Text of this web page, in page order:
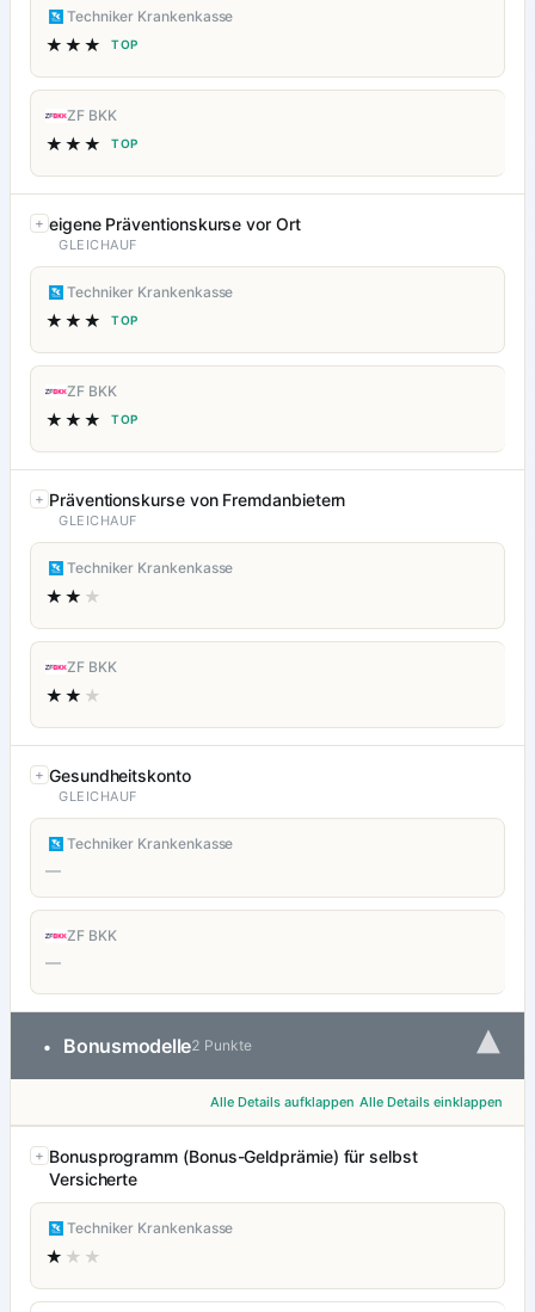
Techniker Krankenkasse
★★★ TOP
ZF BKK
★★★ TOP
eigene Präventionskurse vor Ort
GLEICHAUF
Techniker Krankenkasse
★★★ TOP
ZF BKK
★★★ TOP
Präventionskurse von Fremdanbietern
GLEICHAUF
Techniker Krankenkasse
★★ ★
ZF BKK
★★ ★
Gesundheitskonto
GLEICHAUF
Techniker Krankenkasse
—
ZF BKK
—
• Bonusmodelle2 Punkte ▾
Alle Details aufklappen Alle Details einklappen
Bonusprogramm (Bonus-Geldprämie) für selbst
Versicherte
Techniker Krankenkasse
★ ★★